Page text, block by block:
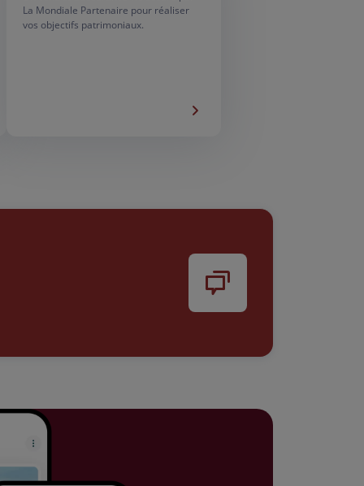
La Mondiale Partenaire pour réaliser
vos objectifs patrimoniaux.